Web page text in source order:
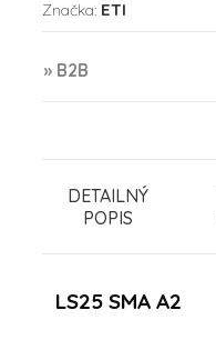
Značka: ETI
» B2B
DETAILNÝ
POPIS
LS25 SMA A2